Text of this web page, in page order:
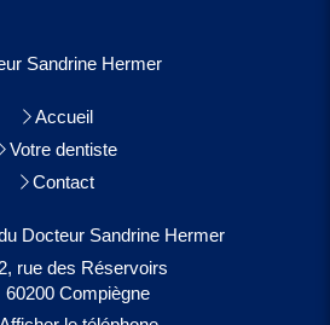
Sandrine Hermer
Accueil
Votre dentiste
Contact
Docteur Sandrine Hermer
rue des Réservoirs
60200 Compiègne